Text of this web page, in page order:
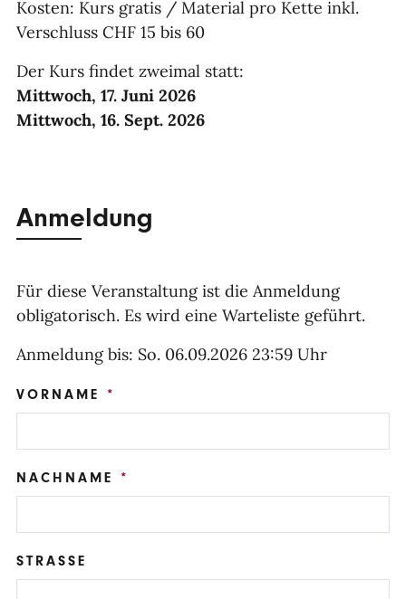
Kosten: Kurs gratis / Material pro Kette inkl.
Verschluss CHF 15 bis 60
Der Kurs findet zweimal statt:
Mittwoch, 17. Juni 2026
Mittwoch, 16. Sept. 2026
Anmeldung
Für diese Veranstaltung ist die Anmeldung
obligatorisch. Es wird eine Warteliste geführt.
Anmeldung bis: So. 06.09.2026 23:59 Uhr
VORNAME
NACHNAME
STRASSE